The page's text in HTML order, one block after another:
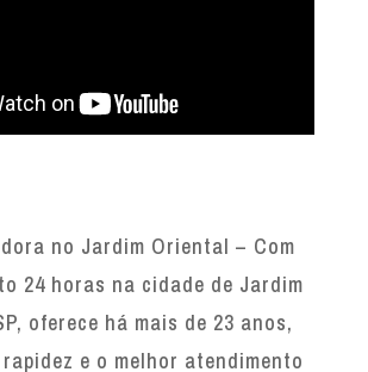
no Jardim Oriental – Com
24 horas na cidade de Jardim
oferece há mais de 23 anos,
e o melhor atendimento